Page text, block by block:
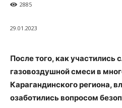
2885
29.01.2023
После того, как участились
газовоздушной смеси в
Карагандинского региона,
озаботились вопросом